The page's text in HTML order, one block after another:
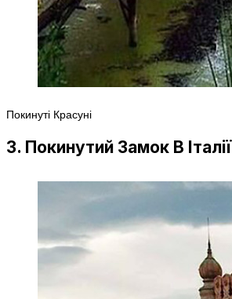
Покинуті Красуні
3. Покинутий Замок В Італії